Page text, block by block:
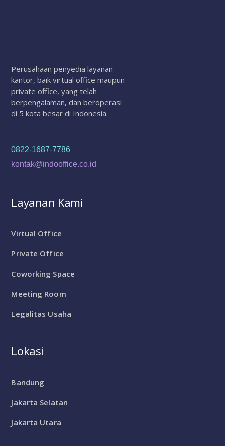
Perusahaan penyedia layanan
kantor, baik virtual office maupun
private office, yang telah
berpengalaman, dan beroperasi
di 5 kota besar di Indonesia.
0822-1687-7786
kontak@indooffice.co.id
Layanan Kami
Virtual Office
Private Office
Coworking Space
Meeting Room
Legalitas Usaha
Lokasi
Bandung
Jakarta Selatan
Jakarta Utara